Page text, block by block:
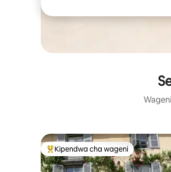
Kipendwa maarufu cha wageni
Kipendwa cha wageni